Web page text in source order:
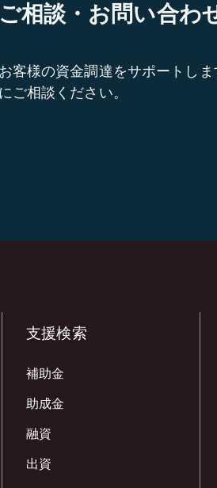
ご相談・お問い合わ
お客様の資金調達をサポートし
にご相談ください。
支援検索
補助金
助成金
融資
出資